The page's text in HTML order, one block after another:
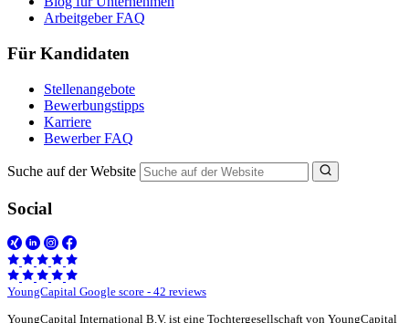
Arbeitgeber FAQ
Für Kandidaten
Stellenangebote
Bewerbungstipps
Karriere
Bewerber FAQ
Suche auf der Website
Social
YoungCapital Google score - 42 reviews
YoungCapital International B.V. ist eine Tochtergesellschaft von YoungCapital